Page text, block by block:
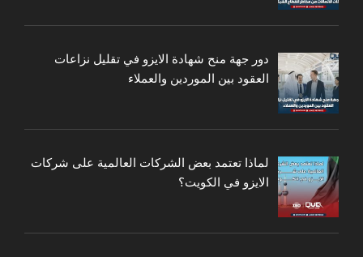
دور جهة منح شهادة الايزو في تقليل نزاعات
العقود بين الموردين والعملاء
لماذا تعتمد بعض الشركات العالمية على شركات
الايزو في الكويت؟